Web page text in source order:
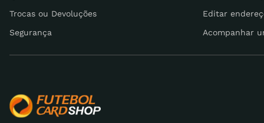
Trocas ou Devoluções
Segurança
Editar
Acompanhar